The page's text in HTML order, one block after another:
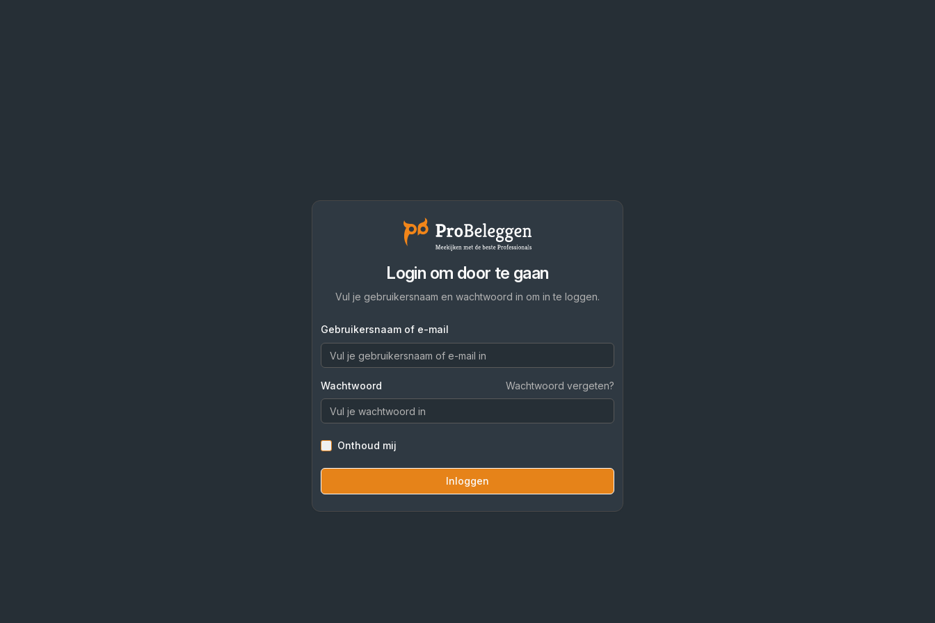
Login om door te gaan
Vul je gebruikersnaam en wachtwoord in om in te loggen.
Gebruikersnaam of e-mail
Wachtwoord Wachtwoord vergeten?
Onthoud mij
Inloggen